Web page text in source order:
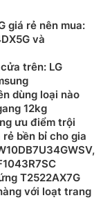
giá rẻ nên mua:
và
trên: LG
dùng loại nào
12kg
ưu điểm trội
bền bỉ cho gia
T2522AX7G
với loạt trang